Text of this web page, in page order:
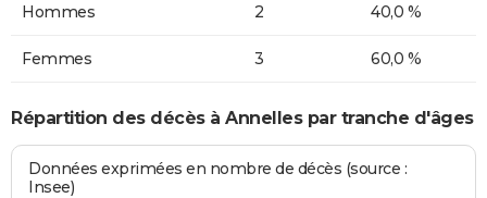
Hommes 2 40,0 %
Femmes 3 60,0 %
Répartition des décès à Annelles par tranche d'âges
Données exprimées en nombre de décès (source :
Insee)